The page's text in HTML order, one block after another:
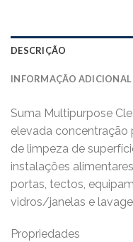
DESCRIÇÃO
INFORMAÇÃO ADICIONAL
Suma Multipurpose
elevada concentração
de limpeza de
instalações
portas, tectos,
vidros/janelas e
Propriedades